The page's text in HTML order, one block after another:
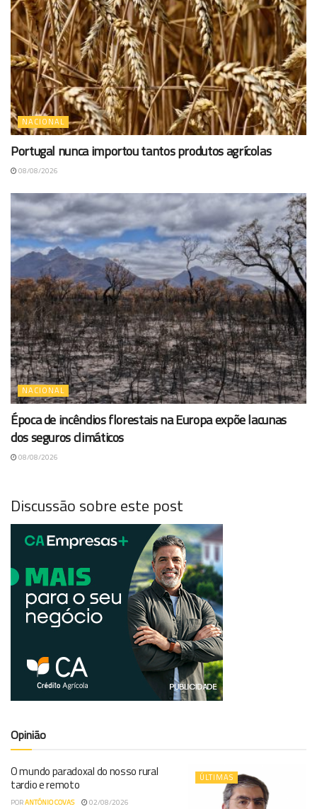
NACIONAL
Portugal nunca importou tantos produtos agrícolas
08/08/2026
NACIONAL
Época de incêndios florestais na Europa expõe lacunas
dos seguros climáticos
08/08/2026
Discussão sobre este post
Opinião
ÚLTIMAS
O mundo paradoxal do nosso rural
tardio e remoto
PORANTÓNIO COVAS 02/08/2026